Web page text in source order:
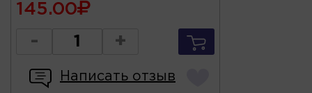
145.00
- +
Написать отзыв